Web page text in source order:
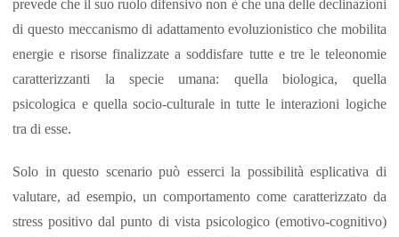
prevede che il suo ruolo difensivo non è che una delle declinazioni
di questo meccanismo di adattamento evoluzionistico che mobilita
energie e risorse finalizzate a soddisfare tutte e tre le teleonomie
caratterizzanti la specie umana: quella biologica, quella
psicologica e quella socio-culturale in tutte le interazioni logiche
tra di esse.
Solo in questo scenario può esserci la possibilità esplicativa di
valutare, ad esempio, un comportamento come caratterizzato da
stress positivo dal punto di vista psicologico (emotivo-cognitivo)